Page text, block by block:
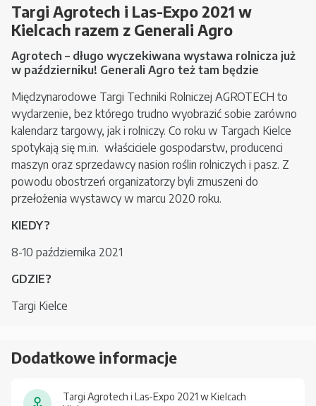
Targi Agrotech i Las-Expo 2021 w
Kielcach razem z Generali Agro
Agrotech – długo wyczekiwana wystawa rolnicza już
w październiku! Generali Agro też tam będzie
Międzynarodowe Targi Techniki Rolniczej AGROTECH to
wydarzenie, bez którego trudno wyobrazić sobie zarówno
kalendarz targowy, jak i rolniczy. Co roku w Targach Kielce
spotykają się m.in. właściciele gospodarstw, producenci
maszyn oraz sprzedawcy nasion roślin rolniczych i pasz. Z
powodu obostrzeń organizatorzy byli zmuszeni do
przełożenia wystawcy w marcu 2020 roku.
KIEDY?
8-10 października 2021
GDZIE?
Targi Kielce
Dodatkowe informacje
Targi Agrotech i Las-Expo 2021 w Kielcach